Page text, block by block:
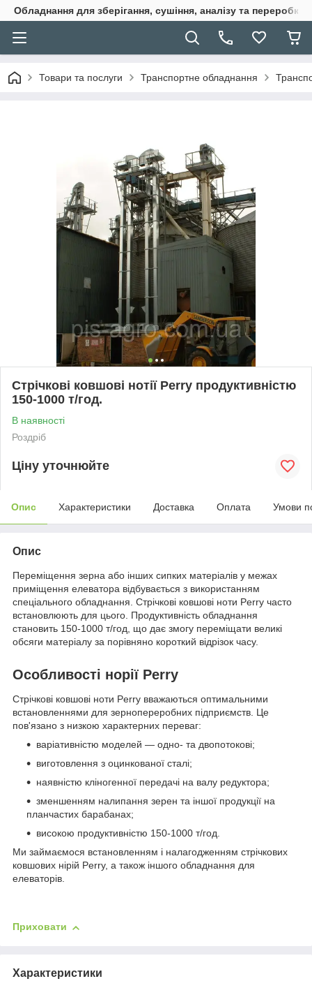
Обладнання для зберігання, сушіння, аналізу та переробки
Товари та послуги Транспортне обладнання
Стрічкові ковшові нотії Perry продуктивністю
150-1000 т/год.
В наявності
Роздріб
Ціну уточнюйте
Опис Характеристики Доставка Оплата Умови
Опис
Переміщення зерна або інших сипких матеріалів у межах
приміщення елеватора відбувається з використанням
спеціального обладнання. Стрічкові ковшові ноти Perry часто
встановлюють для цього. Продуктивність обладнання
становить 150-1000 т/год, що дає змогу переміщати великі
обсяги матеріалу за порівняно короткий відрізок часу.
Особливості норії Perry
Стрічкові ковшові ноти Perry вважаються оптимальними
встановленнями для зернопереробних підприємств. Це
пов'язано з низкою характерних переваг:
варіативністю моделей — одно- та двопотокові;
виготовлення з оцинкованої сталі;
наявністю кліногенної передачі на валу редуктора;
зменшенням налипання зерен та іншої продукції на
планчастих барабанах;
високою продуктивністю 150-1000 т/год.
Ми займаємося встановленням і налагодженням стрічкових
ковшових нірій Perry, а також іншого обладнання для
елеваторів.
Приховати
Характеристики